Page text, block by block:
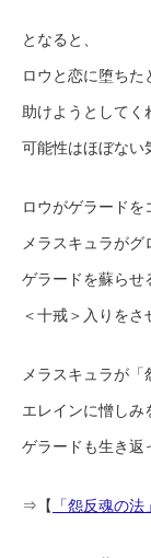
となると、
ロウと恋に堕ちた
助けようとしてく
可能性はほぼない
ロウがゲラードを
メラスキュラがグ
ゲラードを蘇らせ
＜十戒＞入りをさ
メラスキュラが
エレインに憎しみ
ゲラードも生き返
⇒【 「怨反魂の